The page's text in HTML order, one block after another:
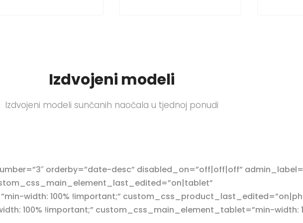
Izdvojeni modeli
Izdvojeni modeli sunčanih naočala u tjednoj ponudi
orderby=”date-desc” disabled_on=”off|off|off”
width: 100% !important;”
100% !important;” custom_css_main_element_tablet=”min-width: